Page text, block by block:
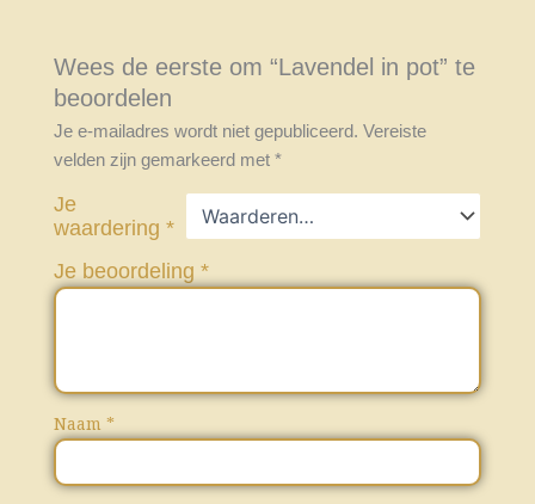
Wees de eerste om “Lavendel in pot” te
beoordelen
Je e-mailadres wordt niet gepubliceerd. Vereiste
velden zijn gemarkeerd met*
Je
waardering*
Je beoordeling*
Naam*